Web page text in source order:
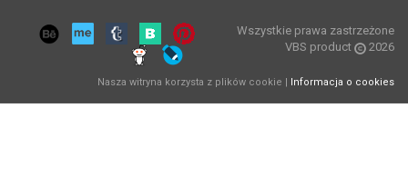
Wszystkie prawa zastrzeżone
VBS product
2026
Nasza witryna korzysta z plików cookie | Informacja o cookies